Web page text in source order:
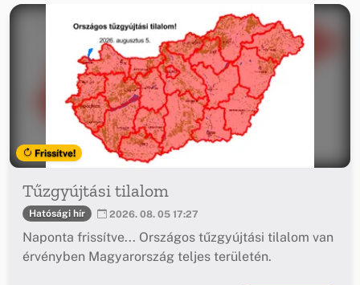
Frissítve!
Tűzgyújtási tilalom
Hatósági hír 2026. 08. 05 17:27
Naponta frissítve... Országos tűzgyújtási tilalom van
érvényben Magyarország teljes területén.